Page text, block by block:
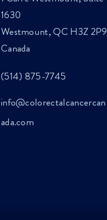
1630
Westmount, QC H3Z 2P9
Canada
(514) 875-7745
info@colorectalcancercan
ada.com